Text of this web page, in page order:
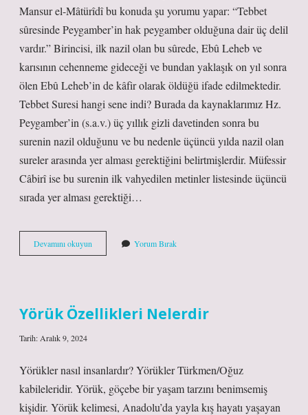
Mansur el-Mâtürîdî bu konuda şu yorumu yapar: “Tebbet
sûresinde Peygamber’in hak peygamber olduğuna dair üç delil
vardır.” Birincisi, ilk nazil olan bu sûrede, Ebû Leheb ve
karısının cehenneme gideceği ve bundan yaklaşık on yıl sonra
ölen Ebû Leheb’in de kâfir olarak öldüğü ifade edilmektedir.
Tebbet Suresi hangi sene indi? Burada da kaynaklarımız Hz.
Peygamber’in (s.a.v.) üç yıllık gizli davetinden sonra bu
surenin nazil olduğunu ve bu nedenle üçüncü yılda nazil olan
sureler arasında yer alması gerektiğini belirtmişlerdir. Müfessir
Câbirî ise bu surenin ilk vahyedilen metinler listesinde üçüncü
sırada yer alması gerektiği…
Devamını okuyun
Leheb
Öldü
Yorum Bırak
Yörük Özellikleri Nelerdir
Tarih: Aralık 9, 2024
Yörükler nasıl insanlardır? Yörükler Türkmen/Oğuz
kabileleridir. Yörük, göçebe bir yaşam tarzını benimsemiş
kişidir. Yörük kelimesi, Anadolu’da yayla kış hayatı yaşayan